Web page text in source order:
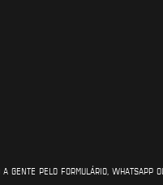
GENTE PELO FORMULÁRIO, WHATSAPP